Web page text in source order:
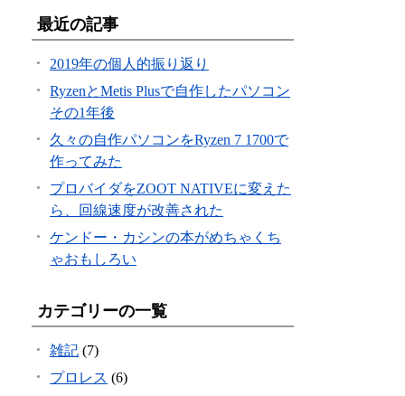
最近の記事
2019年の個人的振り返り
RyzenとMetis Plusで自作したパソコン
その1年後
久々の自作パソコンをRyzen 7 1700で
作ってみた
プロバイダをZOOT NATIVEに変えた
ら、回線速度が改善された
ケンドー・カシンの本がめちゃくち
ゃおもしろい
カテゴリーの一覧
雑記 (7)
プロレス (6)